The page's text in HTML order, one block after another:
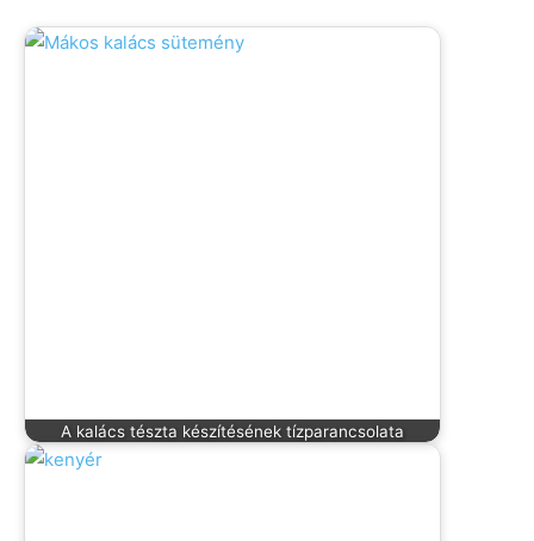
A kalács tészta készítésének tízparancsolata